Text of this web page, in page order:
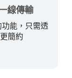
線傳輸
能，只需透
簡約